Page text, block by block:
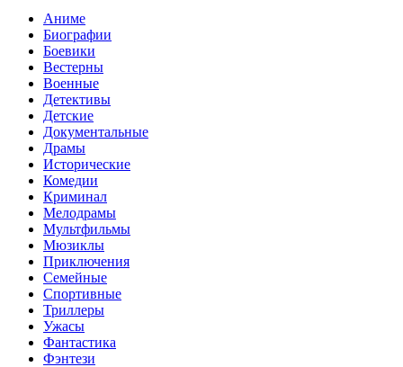
Аниме
Биографии
Боевики
Вестерны
Военные
Детективы
Детские
Документальные
Драмы
Исторические
Комедии
Криминал
Мелодрамы
Мультфильмы
Мюзиклы
Приключения
Семейные
Спортивные
Триллеры
Ужасы
Фантастика
Фэнтези